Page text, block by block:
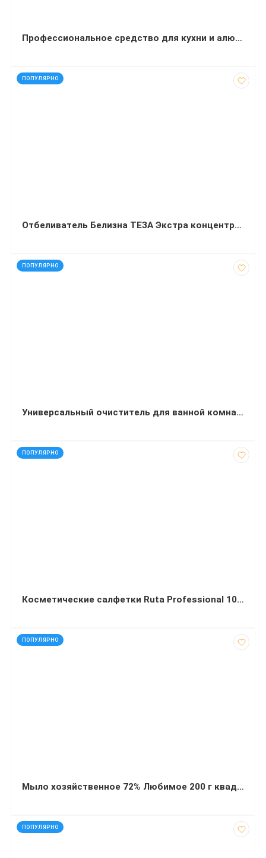
Профессиональное средство для кухни и алюминиевых поверхностей Balu Special 550 мл
ПОПУЛЯРНО
код: 35123
Отбеливатель Белизна ТЕЗА Экстра концентрат 1000 мл
ПОПУЛЯРНО
код: 12221
Универсальный очиститель для ванной комнаты 500 мл
ПОПУЛЯРНО
код: 40774
Косметические салфетки Ruta Professional 100 л двухслойные No Name белые пенал
ПОПУЛЯРНО
код: 11941
Мыло хозяйственное 72% Любимое 200 г квадрат
ПОПУЛЯРНО
код: 43392